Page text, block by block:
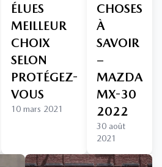
ÉLUES
MEILLEUR
CHOIX
SELON
PROTÉGEZ-
VOUS
10 mars 2021
CHOSES
À
SAVOIR
–
MAZDA
MX-30
2022
30 août
2021